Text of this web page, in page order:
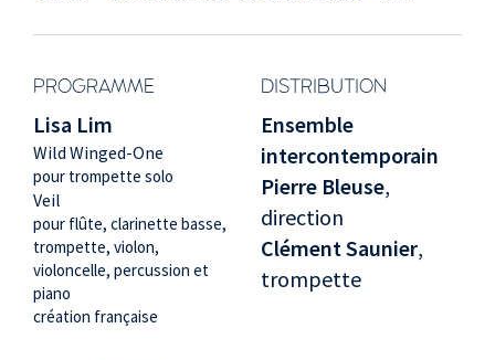
PROGRAMME DISTRIBUTION
Lisa Lim
Wild Winged-One
pour trompette solo
Veil
pour flûte, clarinette basse,
trompette, violon,
violoncelle, percussion et
piano
création française
Ensemble
intercontemporain
Pierre Bleuse,
direction
Clément Saunier,
trompette